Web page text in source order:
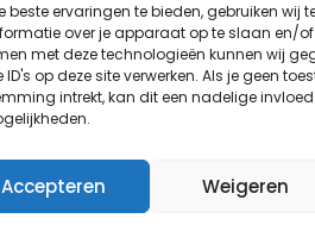
beste ervaringen te bieden, gebruiken wij
over je apparaat op te slaan en/
met deze technologieën kunnen wij
ID's op deze site verwerken. Als je geen
intrekt, kan dit een nadelige
Accepteren Weigeren
Vuist